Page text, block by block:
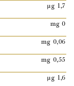
µg 1,7
mg 0
mg 0,06
mg 0,55
µg 1,6